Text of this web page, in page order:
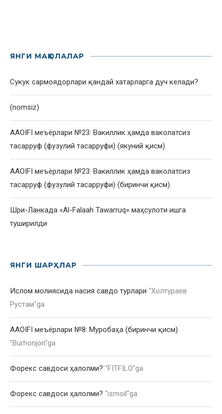
ЯНГИ МАҚОЛАЛАР
Сукук сармоядорлари қандай хатарларга дуч келади?
(nomsiz)
AAOIFI меъёрлари №23: Вакиллик ҳамда ваколатсиз
тасарруф (фузулий тасарруфи) (якуний қисм)
AAOIFI меъёрлари №23: Вакиллик ҳамда ваколатсиз
тасарруф (фузулий тасарруфи) (биринчи қисм)
Шри-Ланкада «Al-Falaah Tawarruq» маҳсулоти ишга
туширилди
ЯНГИ ШАРҲЛАР
Ислом молиясида насия савдо турлари "Холтураев
Рустам"ga
AAOIFI меъёрлари №8: Муробаҳа (биринчи қисм)
"Burhonjon"ga
Форекс савдоси ҳалолми? "FITFILO"ga
Форекс савдоси ҳалолми? "ismoil "ga